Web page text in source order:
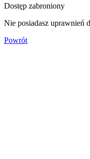
Dostęp zabroniony
Nie posiadasz uprawnień
Powrót